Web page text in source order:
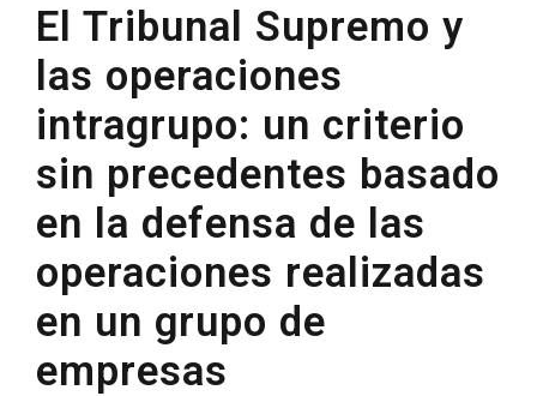
El Tribunal Supremo y
las operaciones
intragrupo: un criterio
sin precedentes basado
en la defensa de las
operaciones realizadas
en un grupo de
empresas